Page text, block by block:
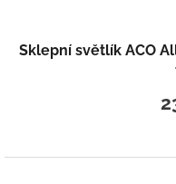
Sklepní světlík ACO